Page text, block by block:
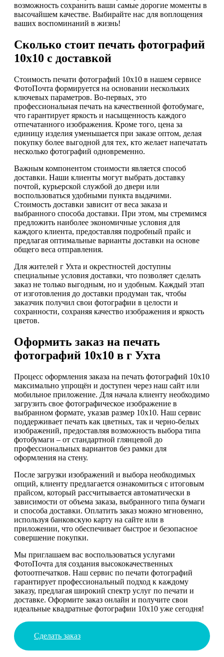
возможность сохранить ваши самые дорогие моменты в
высочайшем качестве. Выбирайте нас для воплощения
ваших воспоминаний в жизнь!
Сколько стоит печать фотографий
10х10 с доставкой
Стоимость печати фотографий 10х10 в нашем сервисе
ФотоПочта формируется на основании нескольких
ключевых параметров. Во-первых, это
профессиональная печать на качественной фотобумаге,
что гарантирует яркость и насыщенность каждого
отпечатанного изображения. Кроме того, цена за
единицу изделия уменьшается при заказе оптом, делая
покупку более выгодной для тех, кто желает напечатать
несколько фотографий одновременно.
Важным компонентом стоимости является способ
доставки. Наши клиенты могут выбрать доставку
почтой, курьерской службой до двери или
воспользоваться удобными пункта выдачими.
Стоимость доставки зависит от веса заказа и
выбранного способа доставки. При этом, мы стремимся
предложить наиболее экономичные условия для
каждого клиента, предоставляя подробный прайс и
предлагая оптимальные варианты доставки на основе
общего веса отправления.
Для жителей г Ухта и окрестностей доступны
специальные условия доставки, что позволяет сделать
заказ не только выгодным, но и удобным. Каждый этап
от изготовления до доставки продуман так, чтобы
заказчик получил свои фотографии в целости и
сохранности, сохраняя качество изображения и яркость
цветов.
Оформить заказ на печать
фотографий 10х10 в г Ухта
Процесс оформления заказа на печать фотографий 10х10
максимально упрощён и доступен через наш сайт или
мобильное приложение. Для начала клиенту необходимо
загрузить свое фотографическое изображение в
выбранном формате, указав размер 10х10. Наш сервис
поддерживает печать как цветных, так и черно-белых
изображений, предоставляя возможность выбора типа
фотобумаги – от стандартной глянцевой до
профессиональных вариантов без рамки для
оформления на стену.
После загрузки изображений и выбора необходимых
опций, клиенту предлагается ознакомиться с итоговым
прайсом, который рассчитывается автоматически в
зависимости от объема заказа, выбранного типа бумаги
и способа доставки. Оплатить заказ можно мгновенно,
используя банковскую карту на сайте или в
приложении, что обеспечивает быстрое и безопасное
совершение покупки.
Мы приглашаем вас воспользоваться услугами
ФотоПочта для создания высококачественных
фотоотпечатков. Наш сервис по печати фотографий
гарантирует профессиональный подход к каждому
заказу, предлагая широкий спектр услуг по печати и
доставке. Оформите заказ онлайн и получите свои
идеальные квадратные фотографии 10х10 уже сегодня!
Сделать заказ